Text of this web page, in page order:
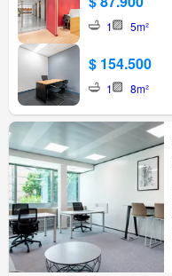
1 5m²
$ 154.500
1 8m²